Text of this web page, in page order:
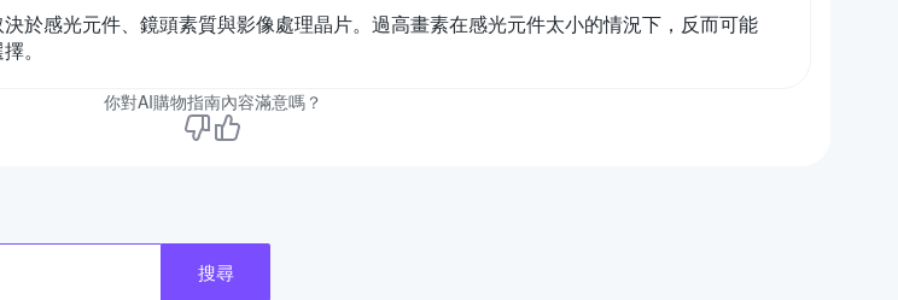
於感光元件、鏡頭素質與影像處理晶片。過高畫素在感光元件太小的情況下，反而可能
。
你對AI購物指南內容滿意嗎？
搜尋